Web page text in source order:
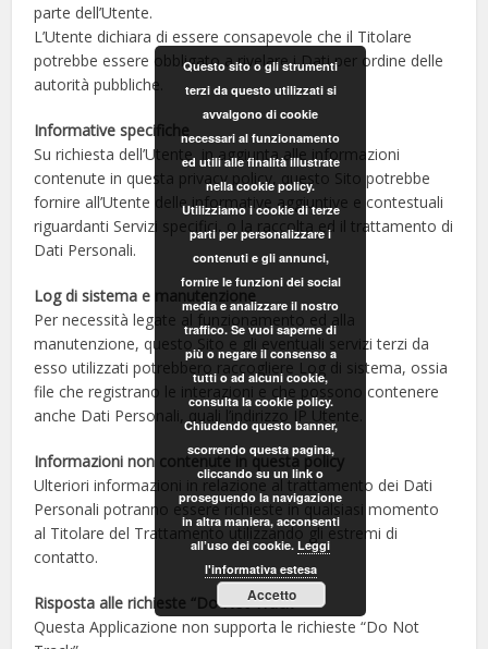
parte dell’Utente.
L’Utente dichiara di essere consapevole che il Titolare
potrebbe essere obbligato a rivelare i Dati per ordine delle
autorità pubbliche.
Informative specifiche
Su richiesta dell’Utente, in aggiunta alle informazioni
contenute in questa privacy policy, questo Sito potrebbe
fornire all’Utente delle informative aggiuntive e contestuali
riguardanti Servizi specifici, o la raccolta ed il trattamento di
Dati Personali.
Log di sistema e manutenzione
Per necessità legate al funzionamento ed alla
manutenzione, questo Sito e gli eventuali servizi terzi da
esso utilizzati potrebbero raccogliere Log di sistema, ossia
file che registrano le interazioni e che possono contenere
anche Dati Personali, quali l’indirizzo IP Utente.
Informazioni non contenute in questa policy
Ulteriori informazioni in relazione al trattamento dei Dati
Personali potranno essere richieste in qualsiasi momento
al Titolare del Trattamento utilizzando gli estremi di
contatto.
Risposta alle richieste “Do Not Track”
Questa Applicazione non supporta le richieste “Do Not
Questo sito o gli strumenti
terzi da questo utilizzati si
avvalgono di cookie
necessari al funzionamento
ed utili alle finalità illustrate
nella cookie policy.
Utilizziamo i cookie di terze
parti per personalizzare i
contenuti e gli annunci,
fornire le funzioni dei social
media e analizzare il nostro
traffico. Se vuoi saperne di
più o negare il consenso a
tutti o ad alcuni cookie,
consulta la cookie policy.
Chiudendo questo banner,
scorrendo questa pagina,
cliccando su un link o
proseguendo la navigazione
in altra maniera, acconsenti
all’uso dei cookie. Leggi
l'informativa estesa
Accetto